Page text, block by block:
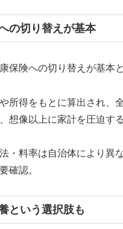
の切り替えが基本
保険への切り替えが基本
所得をもとに算出され、
想像以上に家計を圧迫す
・料率は自治体により異
確認。
という選択肢も